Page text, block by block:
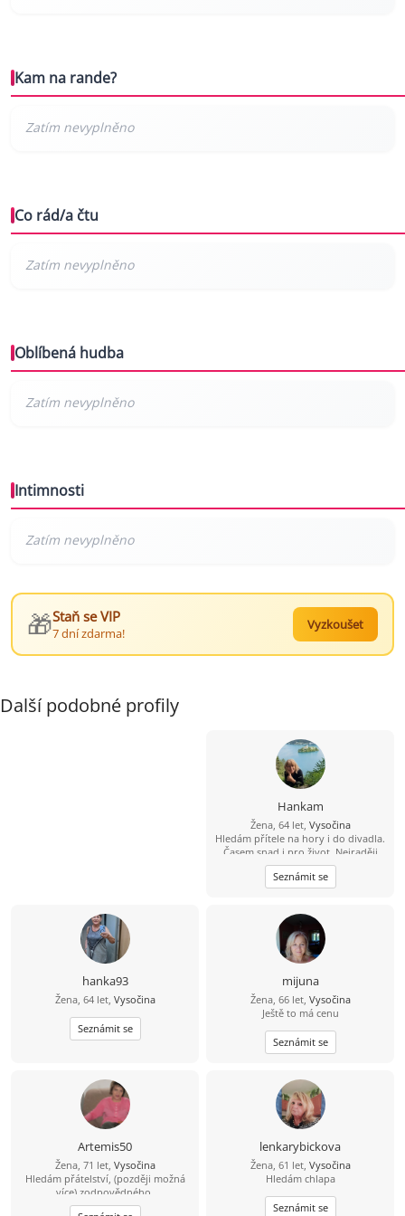
Kam na rande?
Co rád/a čtu
Oblíbená hudba
Intimnosti
🎁Staň se VIP
7 dní zdarma!
Vyzkoušet
Další podobné profily
Hankam
Žena, 64 let, Vysočina
Hledám přítele na hory i do divadla.
Časem snad i pro život. Nejraději
trávím čas v pohybu, na kole, s
batohem na zádech. Stejně ráda
vypnu u dobrého filmu, knížky.
gala a vyrazím do divadla. Hledám
přítele s kterým můžu sdílet radosti i
starosti, smát se a být si vzájemnou
oporou.
Seznámit se
hanka93
Žena, 64 let, Vysočina
Seznámit se
mijuna
Žena, 66 let, Vysočina
Ještě to má cenu
Seznámit se
Artemis50
Žena, 71 let, Vysočina
Hledám přátelství, (později možná
více),zodpovědného,
nezávisiého,veselého muže s
lenkarybickova
Žena, 61 let, Vysočina
Hledám chlapa
Seznámit se